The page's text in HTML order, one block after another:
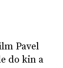
Pavel
do kin a